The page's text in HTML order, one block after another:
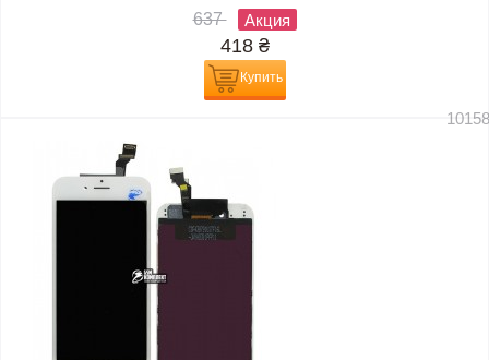
637 Акция
418 ₴
Купить